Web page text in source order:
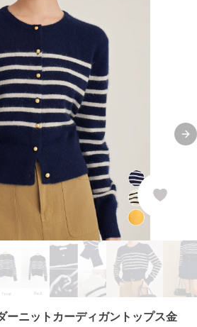
ーニットカーディガントップス金